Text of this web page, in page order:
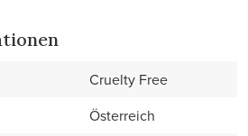
Cruelty Free
Österreich